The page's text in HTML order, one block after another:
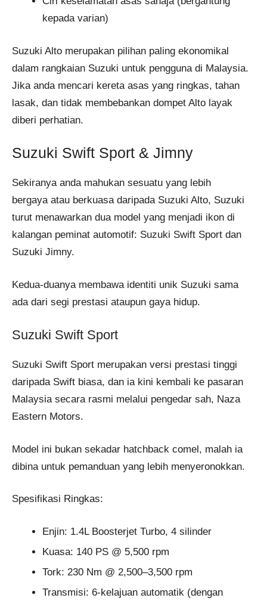
kepada varian)
Suzuki Alto merupakan pilihan paling ekonomikal
dalam rangkaian Suzuki untuk pengguna di Malaysia.
Jika anda mencari kereta asas yang ringkas, tahan
lasak, dan tidak membebankan dompet Alto layak
diberi perhatian.
Suzuki Swift Sport & Jimny
Sekiranya anda mahukan sesuatu yang lebih
bergaya atau berkuasa daripada Suzuki Alto, Suzuki
turut menawarkan dua model yang menjadi ikon di
kalangan peminat automotif: Suzuki Swift Sport dan
Suzuki Jimny.
Kedua-duanya membawa identiti unik Suzuki sama
ada dari segi prestasi ataupun gaya hidup.
Suzuki Swift Sport
Suzuki Swift Sport merupakan versi prestasi tinggi
daripada Swift biasa, dan ia kini kembali ke pasaran
Malaysia secara rasmi melalui pengedar sah, Naza
Eastern Motors.
Model ini bukan sekadar hatchback comel, malah ia
dibina untuk pemanduan yang lebih menyeronokkan.
Spesifikasi Ringkas:
Enjin: 1.4L Boosterjet Turbo, 4 silinder
Kuasa: 140 PS @ 5,500 rpm
Tork: 230 Nm @ 2,500–3,500 rpm
Transmisi: 6-kelajuan automatik (dengan